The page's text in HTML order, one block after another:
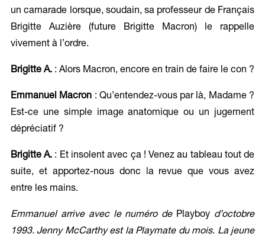
un camarade lorsque, soudain, sa professeur de Français
Brigitte Auzière (future Brigitte Macron) le rappelle
vivement à l’ordre.
Brigitte A.: Alors Macron, encore en train de faire le con ?
Emmanuel Macron : Qu’entendez-vous par là, Madame ?
Est-ce une simple image anatomique ou un jugement
dépréciatif ?
Brigitte A. : Et insolent avec ça ! Venez au tableau tout de
suite, et apportez-nous donc la revue que vous avez
entre les mains.
Emmanuel arrive avec le numéro de Playboy d’octobre
1993. Jenny McCarthy est la Playmate du mois. La jeune